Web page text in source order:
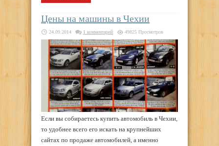
Цены на машины в Чехии
24.09.2014 1 комментарий 49825 Просмотров
Если вы собираетесь купить автомобиль в Чехии,
то удобнее всего его искать на крупнейших
сайтах по продаже автомобилей, а именно